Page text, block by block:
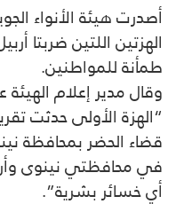
أصدرت هيئة الأنواء
الهزتين اللتين ضربتا
طمأنة للمواطنين.
وقال مدير إعلام
قضاء الحضر بمحافظة
في محافظتي نينوى
أي خسائر بشرية”.